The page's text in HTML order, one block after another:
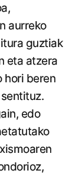
aurreko
guztiak
eta atzera
hori beren
edo